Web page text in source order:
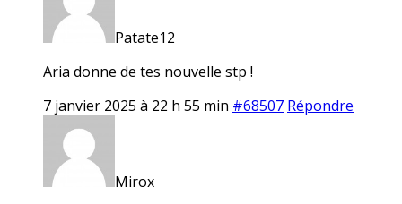
Patate12
Aria donne de tes nouvelle stp !
7 janvier 2025 à 22 h 55 min #68507 Répondre
Mirox